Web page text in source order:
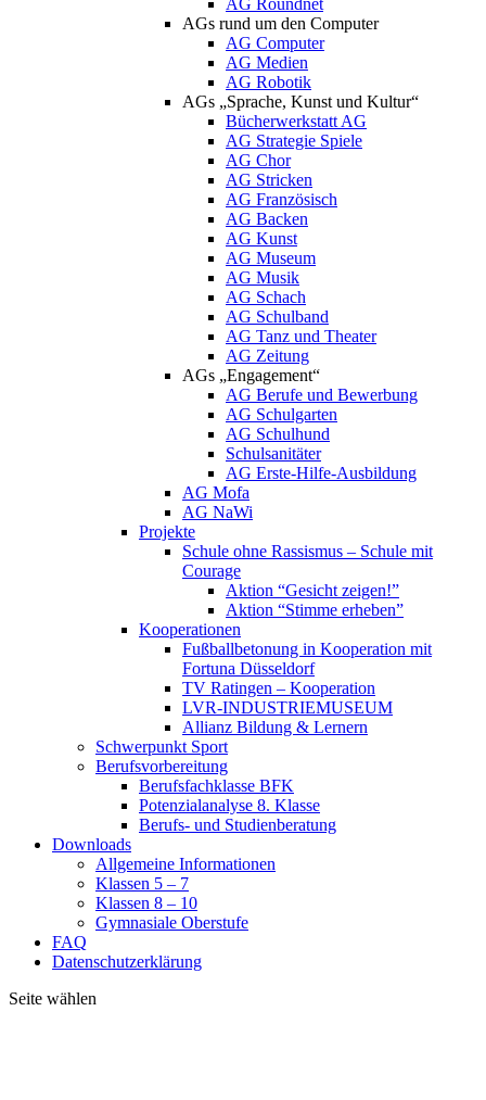
AG Roundnet
AGs rund um den Computer
AG Computer
AG Medien
AG Robotik
AGs „Sprache, Kunst und Kultur“
Bücherwerkstatt AG
AG Strategie Spiele
AG Chor
AG Stricken
AG Französisch
AG Backen
AG Kunst
AG Museum
AG Musik
AG Schach
AG Schulband
AG Tanz und Theater
AG Zeitung
AGs „Engagement“
AG Berufe und Bewerbung
AG Schulgarten
AG Schulhund
Schulsanitäter
AG Erste-Hilfe-Ausbildung
AG Mofa
AG NaWi
Projekte
Schule ohne Rassismus – Schule mit
Courage
Aktion “Gesicht zeigen!”
Aktion “Stimme erheben”
Kooperationen
Fußballbetonung in Kooperation mit
Fortuna Düsseldorf
TV Ratingen – Kooperation
LVR-INDUSTRIEMUSEUM
Allianz Bildung & Lernern
Schwerpunkt Sport
Berufsvorbereitung
Berufsfachklasse BFK
Potenzialanalyse 8. Klasse
Berufs- und Studienberatung
Downloads
Allgemeine Informationen
Klassen 5 – 7
Klassen 8 – 10
Gymnasiale Oberstufe
FAQ
Datenschutzerklärung
Seite wählen